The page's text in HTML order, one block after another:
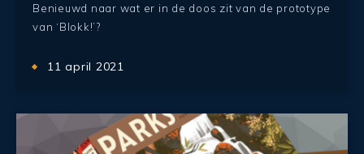
Benieuwd naar wat er in de doos zit van de prototype
van ‘Blokk!’?
11 april 2021